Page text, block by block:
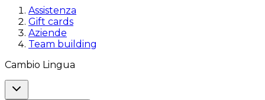
Assistenza
Gift cards
Aziende
Team building
Cambio Lingua